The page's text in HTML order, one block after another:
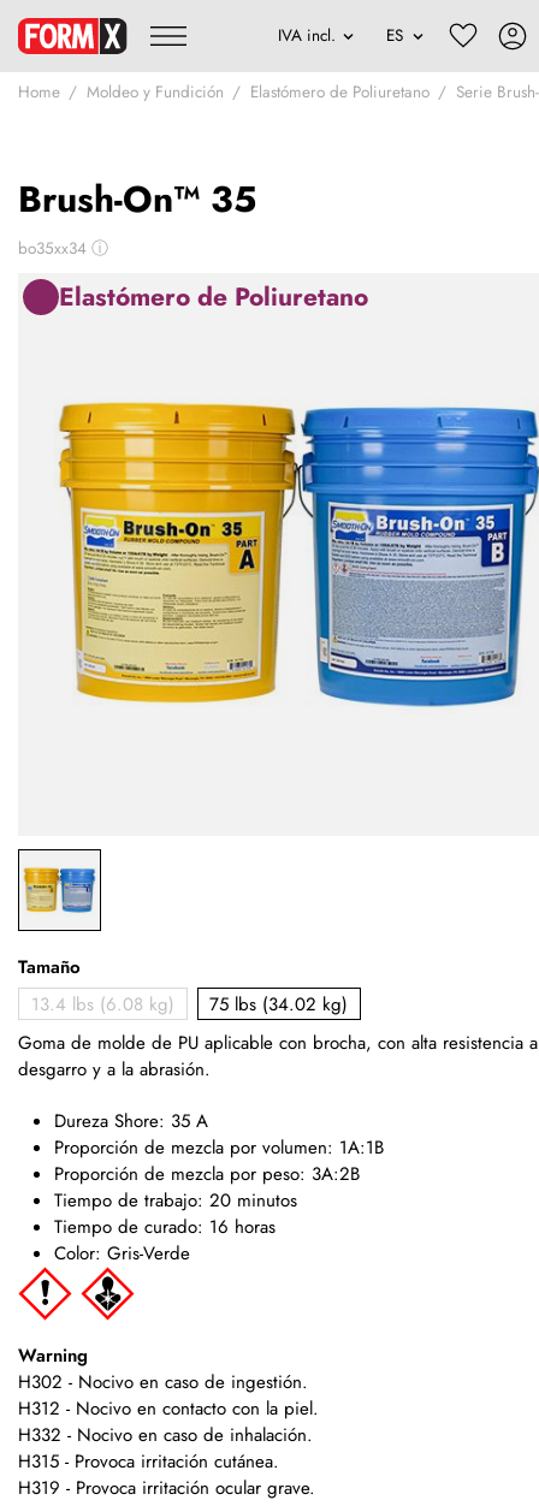
Home Moldeo y Fundición Elastómero de Poliuretano Serie
Brush-On™ 35
bo35xx34 ⓘ
Elastómero de Poliuretano
Tamaño
13.4 lbs (6.08 kg)
75 lbs (34.02 kg)
Goma de molde de PU aplicable con brocha, con alta resistencia
desgarro y a la abrasión.
Dureza Shore: 35 A
Proporción de mezcla por volumen: 1A:1B
Proporción de mezcla por peso: 3A:2B
Tiempo de trabajo: 20 minutos
Tiempo de curado: 16 horas
Color: Gris-Verde
Warning
H302 - Nocivo en caso de ingestión.
H312 - Nocivo en contacto con la piel.
H332 - Nocivo en caso de inhalación.
H315 - Provoca irritación cutánea.
H319 - Provoca irritación ocular grave.